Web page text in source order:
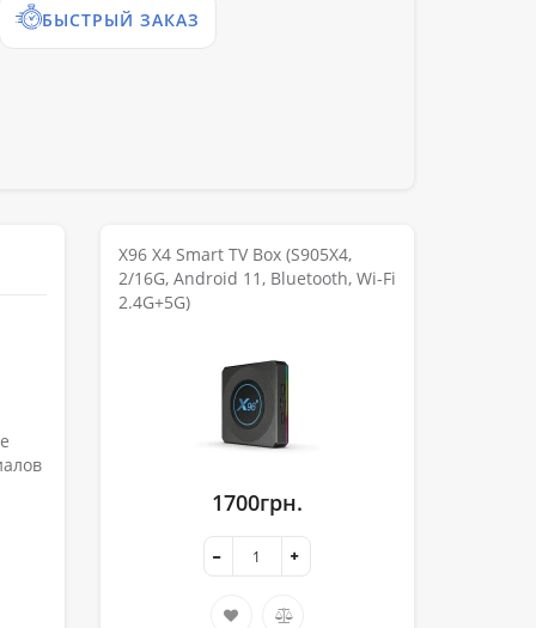
БЫСТРЫЙ ЗАКАЗ
X96 X4 Smart TV Box (S905X4,
2/16G, Android 11, Bluetooth, Wi-Fi
2.4G+5G)
1700грн.